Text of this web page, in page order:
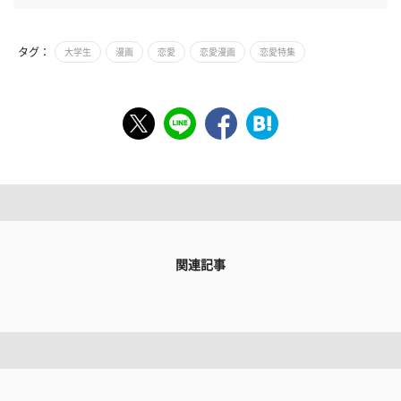
タグ： 大学生 漫画 恋愛 恋愛漫画 恋愛特集
関連記事